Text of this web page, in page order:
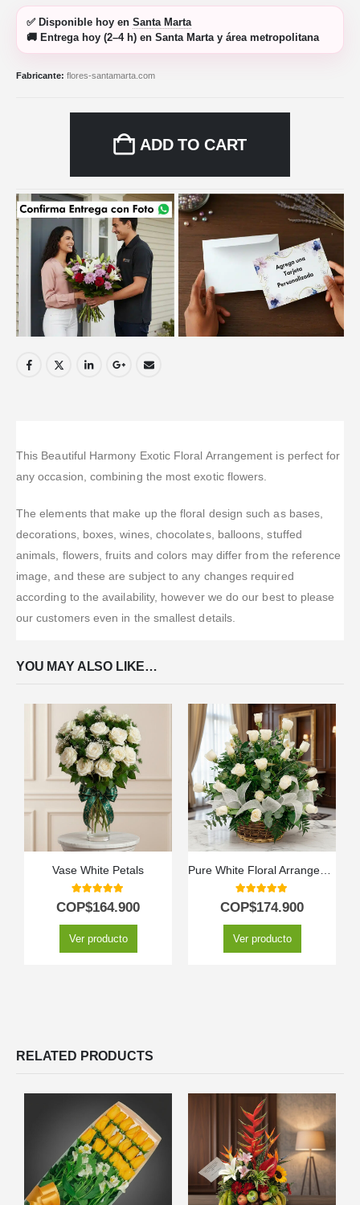
✅ Disponible hoy en Santa Marta
🚚 Entrega hoy (2–4 h) en Santa Marta y área metropolitana
Fabricante: flores-santamarta.com
ADD TO CART
This Beautiful Harmony Exotic Floral Arrangement is perfect for
any occasion, combining the most exotic flowers.
The elements that make up the floral design such as bases,
decorations, boxes, wines, chocolates, balloons, stuffed
animals, flowers, fruits and colors may differ from the reference
image, and these are subject to any changes required
according to the availability, however we do our best to please
our customers even in the smallest details.
YOU MAY ALSO LIKE…
Vase White Petals
5.00out of 5
COP$164.900
Ver producto
5.00out of 5
COP$174.900
Ver producto
RELATED PRODUCTS